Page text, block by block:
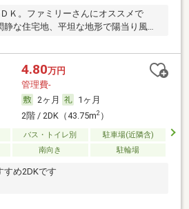
Ｋ。ファミリーさんにオススメで
静な住宅地、平坦な地形で陽当り風通
4.80万円
管理費-
2ヶ月
1ヶ月
2階 / 2DK（43.75m2）
バス・トイレ別
駐車場(近隣含)
南向き 駐輪場
すめ2DKです